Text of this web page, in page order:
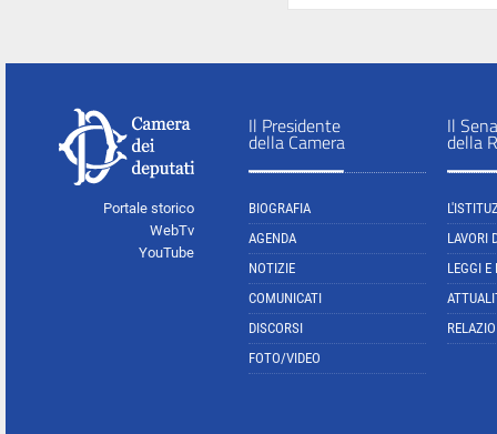
Portale storico
WebTv
YouTube
Il Presidente
della Camera
BIOGRAFIA
AGENDA
NOTIZIE
COMUNICATI
DISCORSI
FOTO/VIDEO
Il
della
LAVORI
LEGGI E